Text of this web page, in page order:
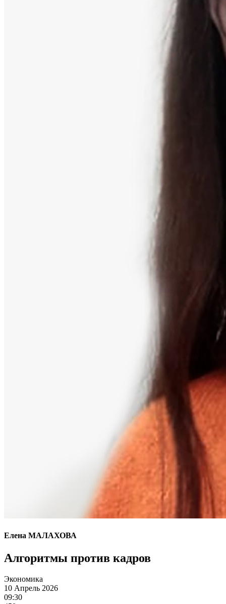
Елена МАЛАХОВА
Алгоритмы против кадров
Экономика
10 Апрель 2026
09:30